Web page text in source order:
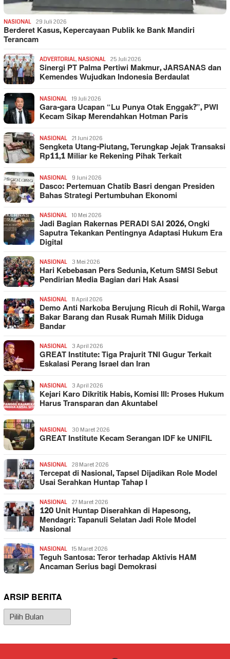
NASIONAL 29 Juli 2026
Berderet Kasus, Kepercayaan Publik ke Bank Mandiri
Terancam
ADVERTORIAL, NASIONAL 25 Juli 2026
Sinergi PT Palma Pertiwi Makmur, JARSANAS dan
Kemendes Wujudkan Indonesia Berdaulat
NASIONAL 19 Juli 2026
Gara-gara Ucapan “Lu Punya Otak Enggak?”, PWI
Kecam Sikap Merendahkan Hotman Paris
NASIONAL 21 Juni 2026
Sengketa Utang-Piutang, Terungkap Jejak Transaksi
Rp11,1 Miliar ke Rekening Pihak Terkait
NASIONAL 9 Juni 2026
Dasco: Pertemuan Chatib Basri dengan Presiden
Bahas Strategi Pertumbuhan Ekonomi
NASIONAL 10 Mei 2026
Jadi Bagian Rakernas PERADI SAI 2026, Ongki
Saputra Tekankan Pentingnya Adaptasi Hukum Era
Digital
NASIONAL 3 Mei 2026
Hari Kebebasan Pers Sedunia, Ketum SMSI Sebut
Pendirian Media Bagian dari Hak Asasi
NASIONAL 11 April 2026
Demo Anti Narkoba Berujung Ricuh di Rohil, Warga
Bakar Barang dan Rusak Rumah Milik Diduga
Bandar
NASIONAL 3 April 2026
GREAT Institute: Tiga Prajurit TNI Gugur Terkait
Eskalasi Perang Israel dan Iran
NASIONAL 3 April 2026
Kejari Karo Dikritik Habis, Komisi III: Proses Hukum
Harus Transparan dan Akuntabel
NASIONAL 30 Maret 2026
GREAT Institute Kecam Serangan IDF ke UNIFIL
NASIONAL 28 Maret 2026
Tercepat di Nasional, Tapsel Dijadikan Role Model
Usai Serahkan Huntap Tahap I
NASIONAL 27 Maret 2026
120 Unit Huntap Diserahkan di Hapesong,
Mendagri: Tapanuli Selatan Jadi Role Model
Nasional
NASIONAL 15 Maret 2026
Teguh Santosa: Teror terhadap Aktivis HAM
Ancaman Serius bagi Demokrasi
ARSIP BERITA
Arsip
Berita